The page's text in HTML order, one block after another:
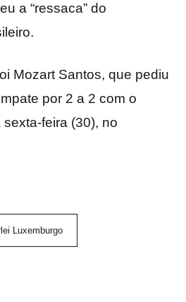
a “ressaca” do
Mozart Santos, que pediu
por 2 a 2 com o
feira (30), no
Luxemburgo